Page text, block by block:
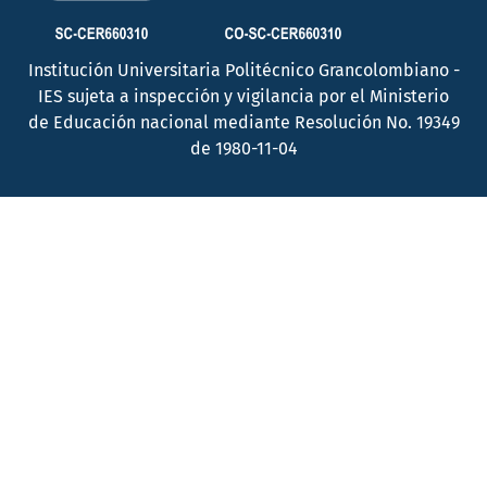
Institución Universitaria Politécnico Grancolombiano -
IES sujeta a inspección y vigilancia por el Ministerio
de Educación nacional mediante Resolución No. 19349
de 1980-11-04